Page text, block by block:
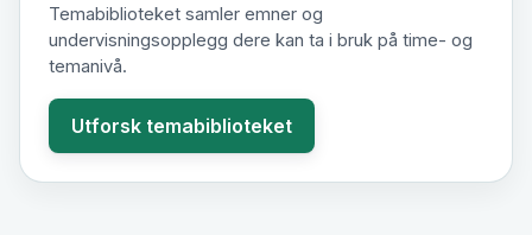
Temabiblioteket samler emner og
undervisningsopplegg dere kan ta i bruk på time- og
temanivå.
Utforsk temabiblioteket